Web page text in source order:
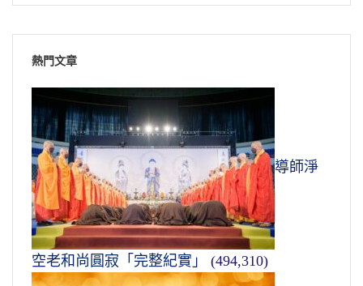
熱門文章
導師淨
空老和尚圓寂「完整紀實」 (494,310)